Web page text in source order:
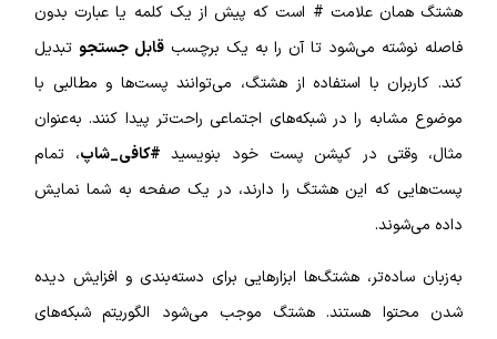
هشتگ همان علامت # است که پیش از یک کلمه یا عبارت بدون
فاصله نوشته می‌شود تا آن را به یک برچسبقابل جستجو تبدیل
کند. کاربران با استفاده از هشتگ، می‌توانند پست‌ها و مطالبی با
موضوع مشابه را در شبکه‌های اجتماعی راحت‌تر پیدا کنند. به‌عنوان
مثال، وقتی در کپشن پست خود بنویسید #کافی_شاپ، تمام
پست‌هایی که این هشتگ را دارند، در یک صفحه به شما نمایش
داده می‌شوند.
به‌زبان ساده‌تر، هشتگ‌ها ابزارهایی برای دسته‌بندی و افزایش دیده
شدن محتوا هستند. هشتگ موجب می‌شود الگوریتم شبکه‌های